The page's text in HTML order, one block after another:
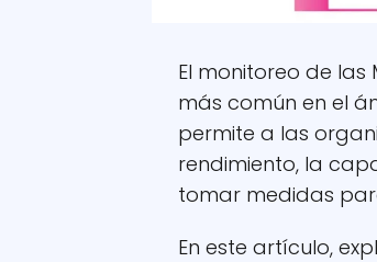
El monitoreo de
más común en el
permite a las
rendimiento, la
tomar medidas
En este artículo,